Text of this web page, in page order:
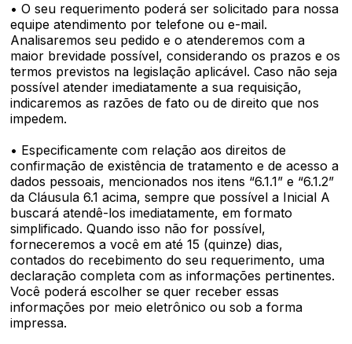
• O seu requerimento poderá ser solicitado para nossa
equipe atendimento por telefone ou e-mail.
Analisaremos seu pedido e o atenderemos com a
maior brevidade possível, considerando os prazos e os
termos previstos na legislação aplicável. Caso não seja
possível atender imediatamente a sua requisição,
indicaremos as razões de fato ou de direito que nos
impedem.
• Especificamente com relação aos direitos de
confirmação de existência de tratamento e de acesso a
dados pessoais, mencionados nos itens “6.1.1” e “6.1.2”
da Cláusula 6.1 acima, sempre que possível a Inicial A
buscará atendê-los imediatamente, em formato
simplificado. Quando isso não for possível,
forneceremos a você em até 15 (quinze) dias,
contados do recebimento do seu requerimento, uma
declaração completa com as informações pertinentes.
Você poderá escolher se quer receber essas
informações por meio eletrônico ou sob a forma
impressa.